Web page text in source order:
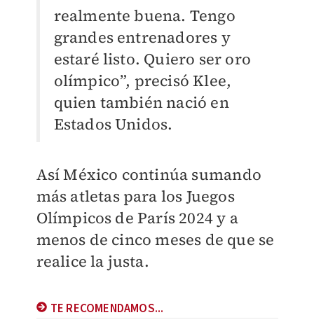
realmente buena. Tengo
grandes entrenadores y
estaré listo. Quiero ser oro
olímpico”, precisó Klee,
quien también nació en
Estados Unidos.
Así México continúa sumando
más atletas para los Juegos
Olímpicos de París 2024 y a
menos de cinco meses de que se
realice la justa.
TE RECOMENDAMOS...